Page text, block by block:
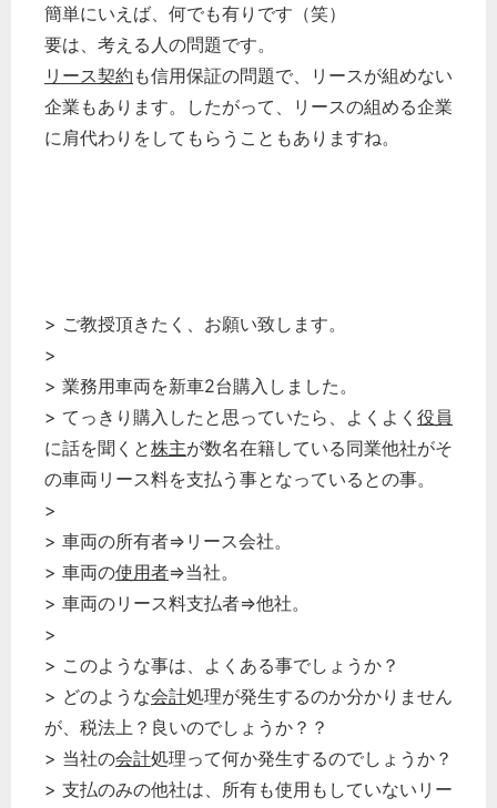
簡単にいえば、何でも有りです（笑）
要は、考える人の問題です。
リース契約 も信用保証の問題で、リースが組めない
企業もあります。したがって、リースの組める企業
に肩代わりをしてもらうこともありますね。
> ご教授頂きたく、お願い致します。
>
> 業務用車両を新車2台購入しました。
> てっきり購入したと思っていたら、よくよく 役員
に話を聞くと株主が数名在籍している同業他社がそ
の車両リース料を支払う事となっているとの事。
>
> 車両の所有者⇒リース会社。
> 車両の使用者⇒当社。
> 車両のリース料支払者⇒他社。
>
> このような事は、よくある事でしょうか？
> どのような会計処理が発生するのか分かりません
が、税法上？良いのでしょうか？？
> 当社の会計処理って何か発生するのでしょうか？
> 支払のみの他社は、所有も使用もしていないリー